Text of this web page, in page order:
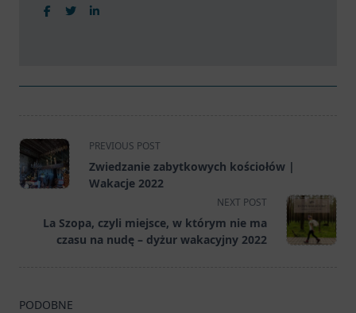
<span
class="nav-
subtitle
reader-
text">Page</span>
PREVIOUS POST
Zwiedzanie zabytkowych kościołów |
Wakacje 2022
NEXT POST
La Szopa, czyli miejsce, w którym nie ma
czasu na nudę – dyżur wakacyjny 2022
PODOBNE